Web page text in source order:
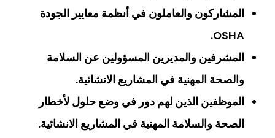
المشاركون والعاملون في أنظمة معايير الجودة
OSHA.
المشرفين والمديرين المسؤولين عن السلامة
والصحة المهنية في المشاريع الانشائية.
الموظفين الذين لهم دور في وضع حلول لأخطار
الصحة والسلامة المهنية في المشاريع الانشائية.